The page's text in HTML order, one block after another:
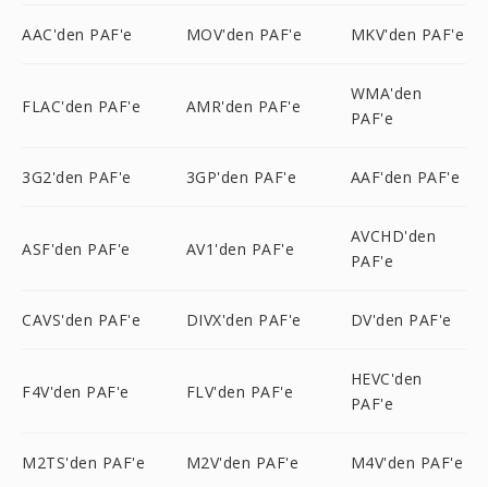
AAC'den PAF'e MOV'den PAF'e MKV'den PAF'e
FLAC'den PAF'e AMR'den PAF'e
WMA'den
PAF'e
3G2'den PAF'e 3GP'den PAF'e AAF'den PAF'e
ASF'den PAF'e AV1'den PAF'e
AVCHD'den
PAF'e
CAVS'den PAF'e DIVX'den PAF'e DV'den PAF'e
F4V'den PAF'e FLV'den PAF'e
HEVC'den
PAF'e
M2TS'den PAF'e M2V'den PAF'e M4V'den PAF'e